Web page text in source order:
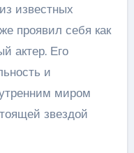
известных
проявил себя как
актер. Его
и
миром
звездой